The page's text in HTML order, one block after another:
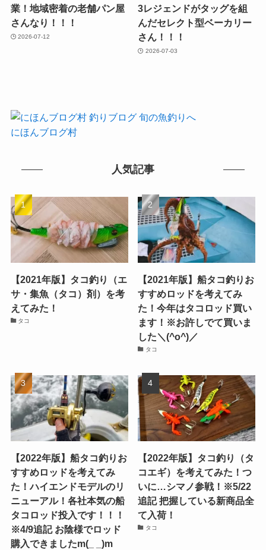
業！地域密着の老舗パン屋
さんなり！！！
2026-07-12
3レジェンドがタッグを組
んだセレクト型ベーカリー
さん！！！
2026-07-03
にほんブログ村
人気記事
【2021年版】タコ釣り（エ
サ・集魚（タコ）剤）を考
えてみた！
タコ
【2021年版】船タコ釣りお
すすめロッドを考えてみ
た！今年はタコロッド買い
ます！※お許しでて買いま
した＼(^o^)／
タコ
【2022年版】船タコ釣りお
すすめロッドを考えてみ
た！ハイエンドモデルのリ
ニューアル！各社本気の船
タコロッド投入です！！！
※4/9追記 お陰様でロッド
購入できましたm(_ _)m
【2022年版】タコ釣り（タ
コエギ）を考えてみた！つ
いに…シマノ参戦！※5/22
追記 把握している新商品全
て入荷！
タコ